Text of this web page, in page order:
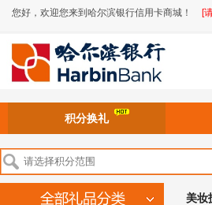
您好，欢迎您来到哈尔滨银行信用卡商城！ [
积分换礼
美妆